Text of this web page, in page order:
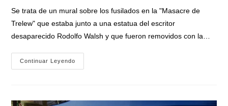
Se trata de un mural sobre los fusilados en la "Masacre de
Trelew" que estaba junto a una estatua del escritor
desaparecido Rodolfo Walsh y que fueron removidos con la…
Continuar Leyendo
Denuncia